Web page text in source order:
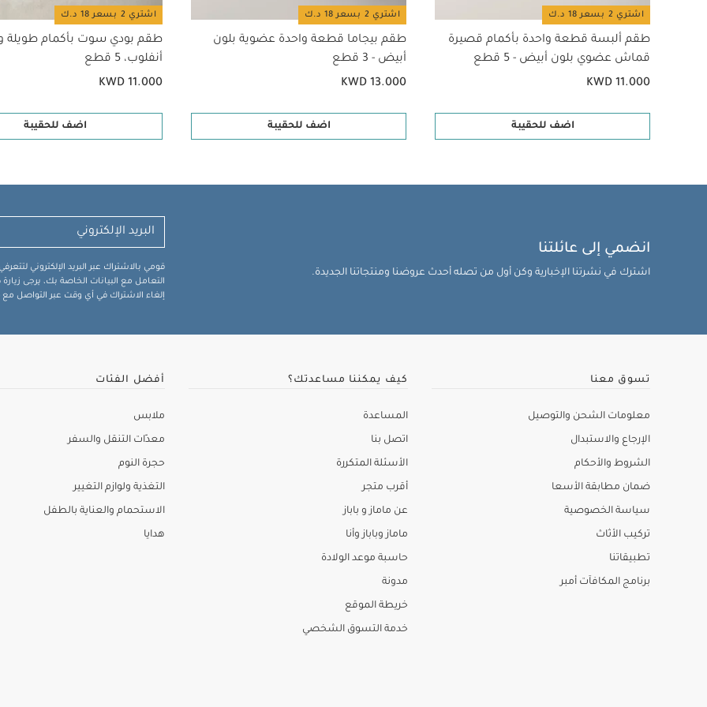
اشتري 2 بسعر 18 د.ك
طقم ألبسة قطعة واحدة بأكمام قصيرة
قماش عضوي بلون أبيض - 5 قطع
KWD 11.000
اضف للحقيبة
اشتري 2 بسعر 18 د.ك
طقم بيجاما قطعة واحدة عضوية بلون
أبيض - 3 قطع
KWD 13.000
اضف للحقيبة
اشتري 2 بسعر 18 د.ك
طقم بودي سوت بأكمام طويلة
أنفلوب، 5 قطع
KWD 11.000
اضف للحقيبة
انضمي إلى عائلتنا
اشترك في نشرتنا الإخبارية وكن أول من تصله أحدث عروضنا ومنتجاتنا الجديدة.
قومي بالاشتراك عبر البريد الإلكتروني
التعامل مع البيانات الخاصة بك، يرجى
إلغاء الاشتراك في أي وقت عبر التواصل مع
تسوق معنا
معلومات الشحن والتوصيل
الإرجاع والاستبدال
الشروط والأحكام
ضمان مطابقة الأسعا
سياسة الخصوصية
تركيب الأثاث
تطبيقاتنا
برنامج المكافآت أمبر
كيف يمكننا مساعدتك؟
المساعدة
اتصل بنا
الأسئلة المتكررة
أقرب متجر
عن ماماز و باباز
ماماز وباباز وأنا
حاسبة موعد الولادة
مدونة
خريطة الموقع
خدمة التسوق الشخصي
أفضل الفئات
ملابس
معدّات التنقل والسفر
حجرة النوم
التغذية ولوازم التغيير
الاستحمام والعناية بالطفل
هدايا